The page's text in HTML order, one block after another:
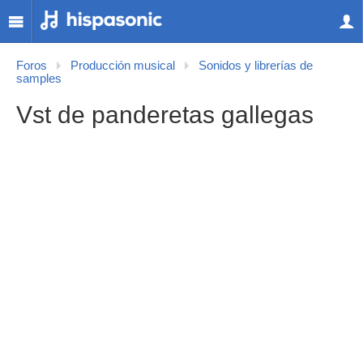
Foros Producción musical
Sonidos y librerías de
samples
Vst de panderetas gallegas